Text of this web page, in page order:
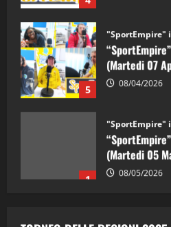
5
(Martedi 07
1
(Martedi 05